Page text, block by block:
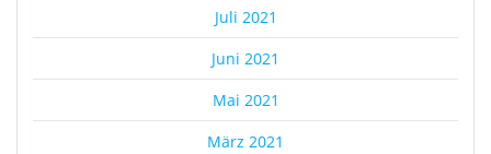
Juli 2021
Juni 2021
Mai 2021
März 2021